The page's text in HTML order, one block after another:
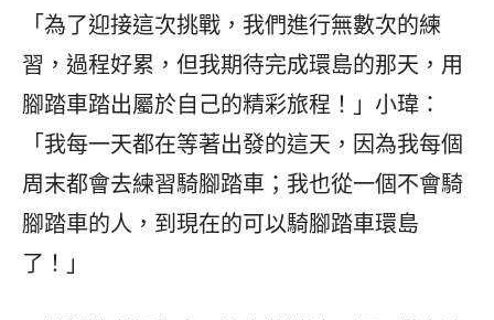
「為了迎接這次挑戰，我們進行無數次的練
習，過程好累，但我期待完成環島的那天，用
腳踏車踏出屬於自己的精彩旅程！」小瑋：
「我每一天都在等著出發的這天，因為我每個
周末都會去練習騎腳踏車；我也從一個不會騎
腳踏車的人，到現在的可以騎腳踏車環島
了！」